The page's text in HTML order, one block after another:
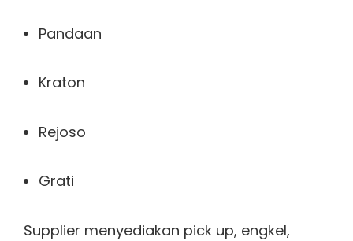
Pandaan
Kraton
Rejoso
Grati
Supplier menyediakan pick up, engkel,